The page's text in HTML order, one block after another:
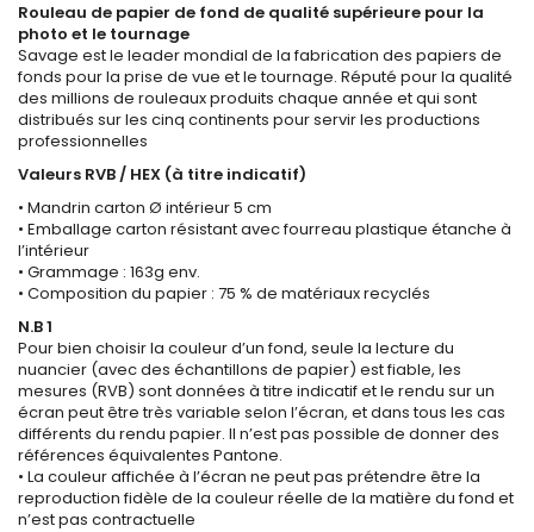
Rouleau de papier de fond de qualité supérieure pour la
photo et le tournage
Savage est le leader mondial de la fabrication des papiers de
fonds pour la prise de vue et le tournage. Réputé pour la qualité
des millions de rouleaux produits chaque année et qui sont
distribués sur les cinq continents pour servir les productions
professionnelles
Valeurs RVB / HEX (à titre indicatif)
• Mandrin carton Ø intérieur 5 cm
• Emballage carton résistant avec fourreau plastique étanche à
l’intérieur
• Grammage : 163g env.
• Composition du papier : 75 % de matériaux recyclés
N.B 1
Pour bien choisir la couleur d’un fond, seule la lecture du
nuancier (avec des échantillons de papier) est fiable, les
mesures (RVB) sont données à titre indicatif et le rendu sur un
écran peut être très variable selon l’écran, et dans tous les cas
différents du rendu papier. Il n’est pas possible de donner des
références équivalentes Pantone.
• La couleur affichée à l’écran ne peut pas prétendre être la
reproduction fidèle de la couleur réelle de la matière du fond et
n’est pas contractuelle